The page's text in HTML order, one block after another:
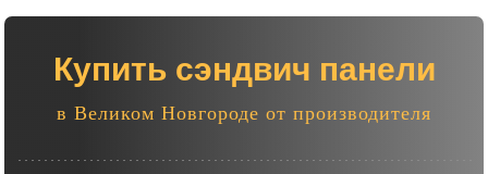
Купить сэндвич панели
в Великом Новгороде от производителя